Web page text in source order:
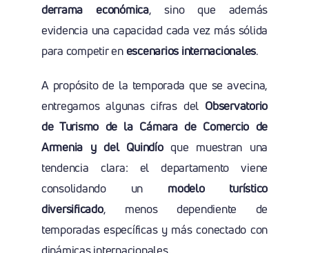
derrama económica, sino que además
evidencia una capacidad cada vez más sólida
para competir enescenarios internacionales.
A propósito de la temporada que se avecina,
entregamos algunas cifras del Observatorio
de Turismo de la Cámara de Comercio de
Armenia y del Quindíoque muestran una
tendencia clara: el departamento viene
consolidando un modelo turístico
diversificado, menos dependiente de
temporadas específicas y más conectado con
dinámicas internacionales.